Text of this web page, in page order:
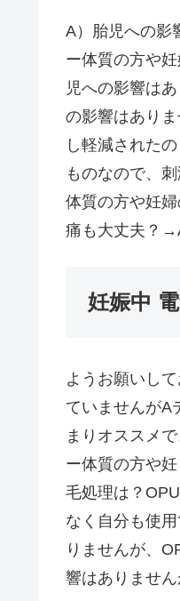
A）胎児への影
ー体質の方や
児への影響は
の影響はあり
し軽減された
ものなので、
体質の方や妊
痛も大丈夫？
妊娠中
ようお願いし
ていませんがA
まりオススメ
ー体質の方や
毛処理は？
なく自分も使
りませんが、
響はありません